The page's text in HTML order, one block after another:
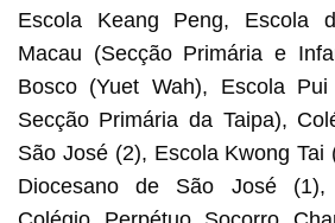
Escola Keang Peng, Escola
Macau (Secção Primária e
Bosco (Yuet Wah), Escola
Secção Primária da Taipa),
São José (2), Escola Kwong Tai
Diocesano de São José